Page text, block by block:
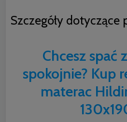
Szczegóły dotyczące
Chcesz spać
spokojnie? Kup
materac